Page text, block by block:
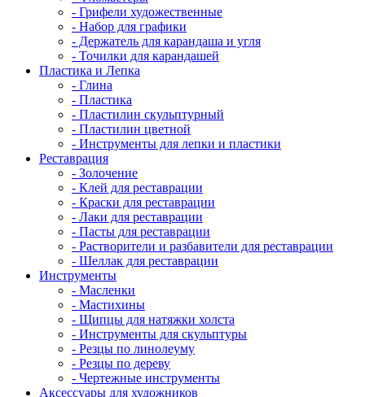
- Грифели художественные
- Набор для графики
- Держатель для карандаша и угля
- Точилки для карандашей
Пластика и Лепка
- Глина
- Пластика
- Пластилин скульптурный
- Пластилин цветной
- Инструменты для лепки и пластики
Реставрация
- Золочение
- Клей для реставрации
- Краски для реставрации
- Лаки для реставрации
- Пасты для реставрации
- Растворители и разбавители для реставрации
- Шеллак для реставрации
Инструменты
- Масленки
- Мастихины
- Щипцы для натяжки холста
- Инструменты для скульптуры
- Резцы по линолеуму
- Резцы по дереву
- Чертежные инструменты
Аксессуары для художников